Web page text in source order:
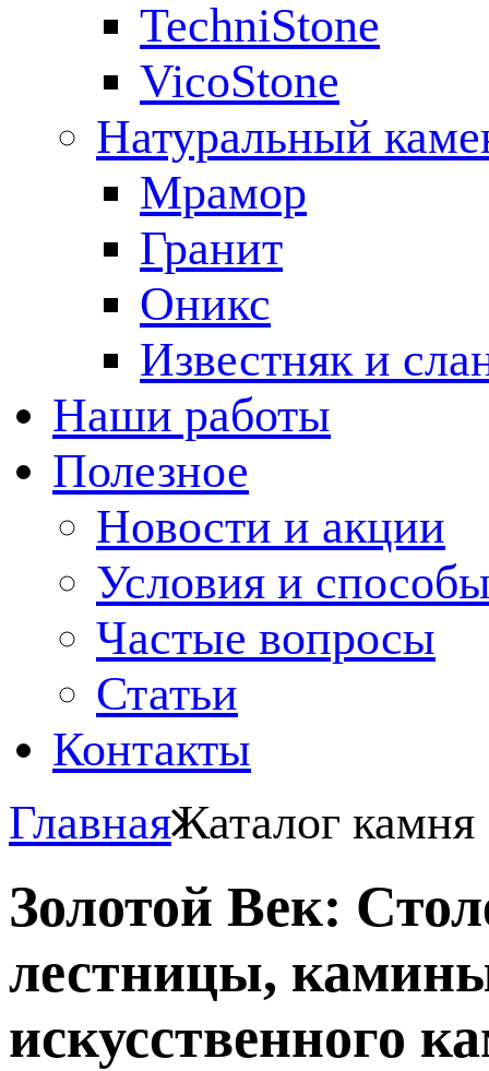
TechniStone
VicoStone
Натуральный
Мрамор
Гранит
Оникс
Известняк и
Наши работы
Полезное
Новости и акции
Условия и
Частые вопросы
Статьи
Контакты
ГлавнаяКаталог камня
Золотой Век:
лестницы,
искусственного